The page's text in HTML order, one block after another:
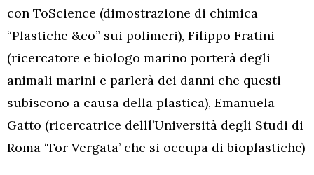
con ToScience (dimostrazione di chimica
“Plastiche &co” sui polimeri), Filippo Fratini
(ricercatore e biologo marino porterà degli
animali marini e parlerà dei danni che questi
subiscono a causa della plastica), Emanuela
Gatto (ricercatrice delll’Università degli Studi di
Roma ‘Tor Vergata’ che si occupa di bioplastiche)